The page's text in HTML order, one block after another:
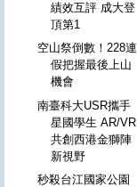
績效互評 成大登
頂第1
空山祭倒數！228連
假把握最後上山
機會
南臺科大USR攜手
星國學生 AR/VR
共創西港金獅陣
新視野
秒殺台江國家公園